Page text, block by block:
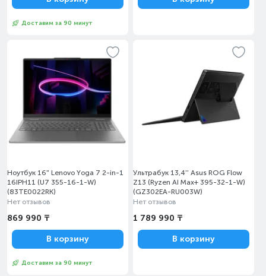
Доставим за 90 минут
Ноутбук 16" Lenovo Yoga 7 2-in-1
16IPH11 (U7 355-16-1-W)
(83TE0022RK)
Нет отзывов
869 990 ₸
В корзину
Доставим за 90 минут
Ультрабук 13,4'' Asus ROG Flow
Z13 (Ryzen AI Max+ 395-32-1-W)
(GZ302EA-RU003W)
Нет отзывов
1 789 990 ₸
В корзину